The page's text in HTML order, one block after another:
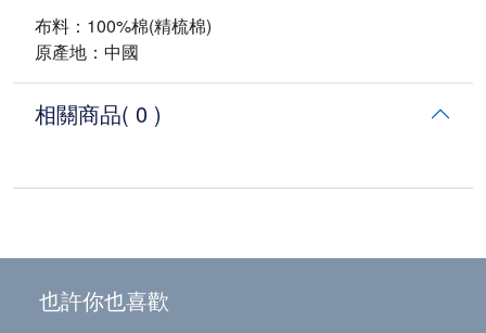
布料：100%棉(精梳棉)
原產地：中國
相關商品( 0 )
也許你也喜歡